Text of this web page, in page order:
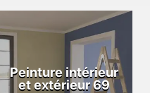
Peinture intérieur
et extérieur 69